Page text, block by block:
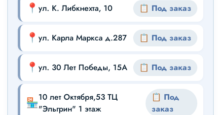
📍 ул. К. Либкнехта, 10 📋 Под заказ
📍 ул. Карла Маркса д.287 📋 Под заказ
📍 ул. 30 Лет Победы, 15А 📋 Под заказ
🏪10 лет Октября,53 ТЦ
"Эльгрин" 1 этаж
📋 Под
заказ